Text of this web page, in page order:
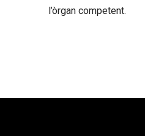
l’òrgan competent.